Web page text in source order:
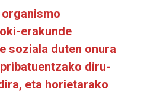
erakunde
soziala duten onura
diru-
eta horietarako